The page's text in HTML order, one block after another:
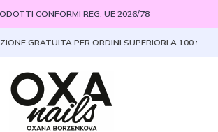
CONFORMI REG. UE 2026/78
GRATUITA PER ORDINI SUPERIORI A 100 € •